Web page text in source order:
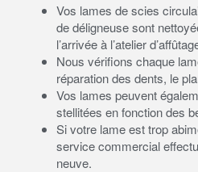
Vos lames de scies
de déligneuse sont
l’arrivée à l’atelier
Nous vérifions chaque
réparation des dents, le
Vos lames peuvent
stellitées en fonction des
Si votre lame est trop
service commercial
neuve.